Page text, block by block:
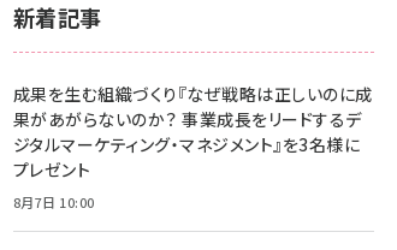
z世代 (1623)
meo (1277)
llmo (1167)
新着記事
成果を生む組織づくり『なぜ戦略は正しいのに成
果があがらないのか？ 事業成長をリードするデ
ジタルマーケティング・マネジメント』を3名様に
プレゼント
8月7日 10:00